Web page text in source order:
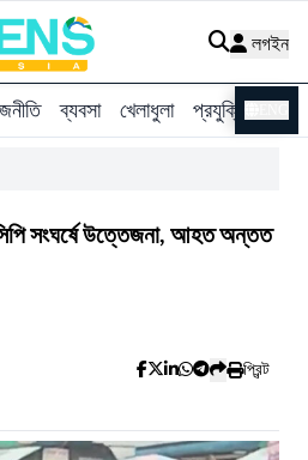
লগইন
ব্যবসা খেলাধুলা প্রযুক্তি
সংঘর্ষে উত্তেজনা, আহত অন্তত
প্রিন্ট